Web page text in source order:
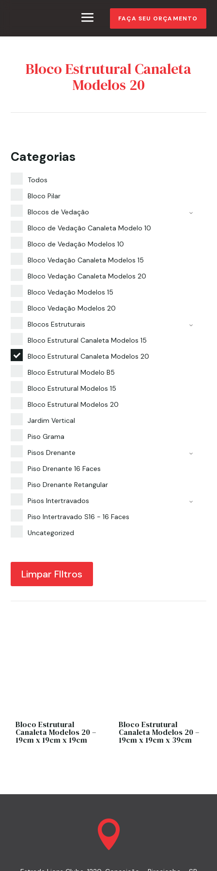
FAÇA SEU ORÇAMENTO
Bloco Estrutural Canaleta
Modelos 20
Categorias
Todos
Bloco Pilar
Blocos de Vedação
Bloco de Vedação Canaleta Modelo 10
Bloco de Vedação Modelos 10
Bloco Vedação Canaleta Modelos 15
Bloco Vedação Canaleta Modelos 20
Bloco Vedação Modelos 15
Bloco Vedação Modelos 20
Blocos Estruturais
Bloco Estrutural Canaleta Modelos 15
Bloco Estrutural Canaleta Modelos 20
Bloco Estrutural Modelo B5
Bloco Estrutural Modelos 15
Bloco Estrutural Modelos 20
Jardim Vertical
Piso Grama
Pisos Drenante
Piso Drenante 16 Faces
Piso Drenante Retangular
Pisos Intertravados
Piso Intertravado S16 - 16 Faces
Uncategorized
Limpar FIltros
Bloco Estrutural
Canaleta Modelos 20 –
19cm x 19cm x 19cm
Bloco Estrutural
Canaleta Modelos 20 –
19cm x 19cm x 39cm
